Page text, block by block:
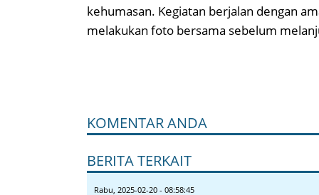
kehumasan. Kegiatan berjalan dengan
melakukan foto bersama sebelum
KOMENTAR ANDA
BERITA TERKAIT
Rabu, 2025-02-20 - 08:58:45